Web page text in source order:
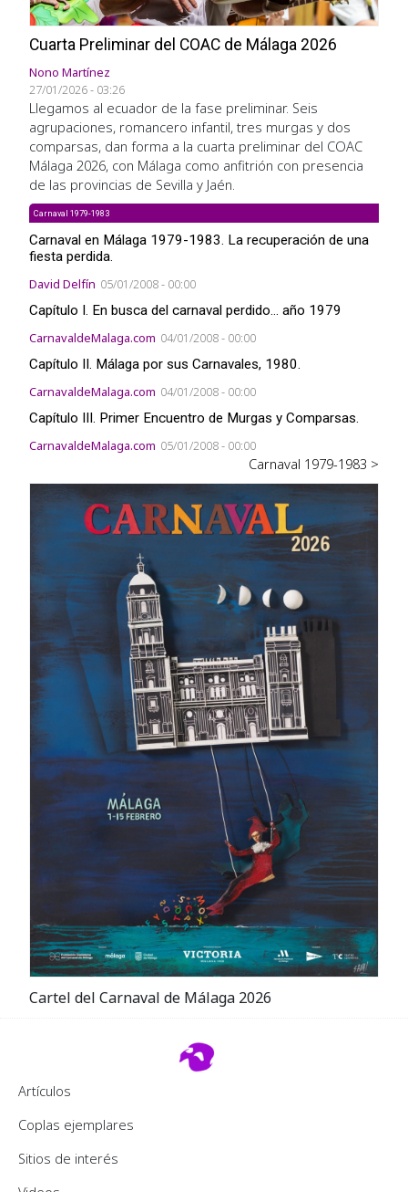
Cuarta Preliminar del COAC de Málaga 2026
Nono Martínez
27/01/2026 - 03:26
Llegamos al ecuador de la fase preliminar. Seis
agrupaciones, romancero infantil, tres murgas y dos
comparsas, dan forma a la cuarta preliminar del COAC
Málaga 2026, con Málaga como anfitrión con presencia
de las provincias de Sevilla y Jaén.
Carnaval 1979-1983
Carnaval en Málaga 1979-1983. La recuperación de una
fiesta perdida.
David Delfín 05/01/2008 - 00:00
Capítulo I. En busca del carnaval perdido... año 1979
CarnavaldeMalaga.com 04/01/2008 - 00:00
Capítulo II. Málaga por sus Carnavales, 1980.
CarnavaldeMalaga.com 04/01/2008 - 00:00
Capítulo III. Primer Encuentro de Murgas y Comparsas.
CarnavaldeMalaga.com 05/01/2008 - 00:00
Carnaval 1979-1983 >
Cartel del Carnaval de Málaga 2026
Footer 2
Artículos
Coplas ejemplares
Sitios de interés